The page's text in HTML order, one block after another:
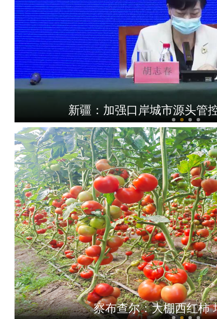
新疆：加强口岸城市源头管
新疆霍尔果斯边民互市贸易
察布查尔：大棚西红柿